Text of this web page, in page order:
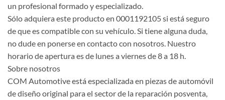
un profesional formado y especializado.
Sólo adquiera este producto en 0001192105 si está seguro
de que es compatible con su vehículo. Si tiene alguna duda,
no dude en ponerse en contacto con nosotros. Nuestro
horario de apertura es de lunes a viernes de 8 a 18 h.
Sobre nosotros
COM Automotive está especializada en piezas de automóvil
de diseño original para el sector de la reparación posventa,